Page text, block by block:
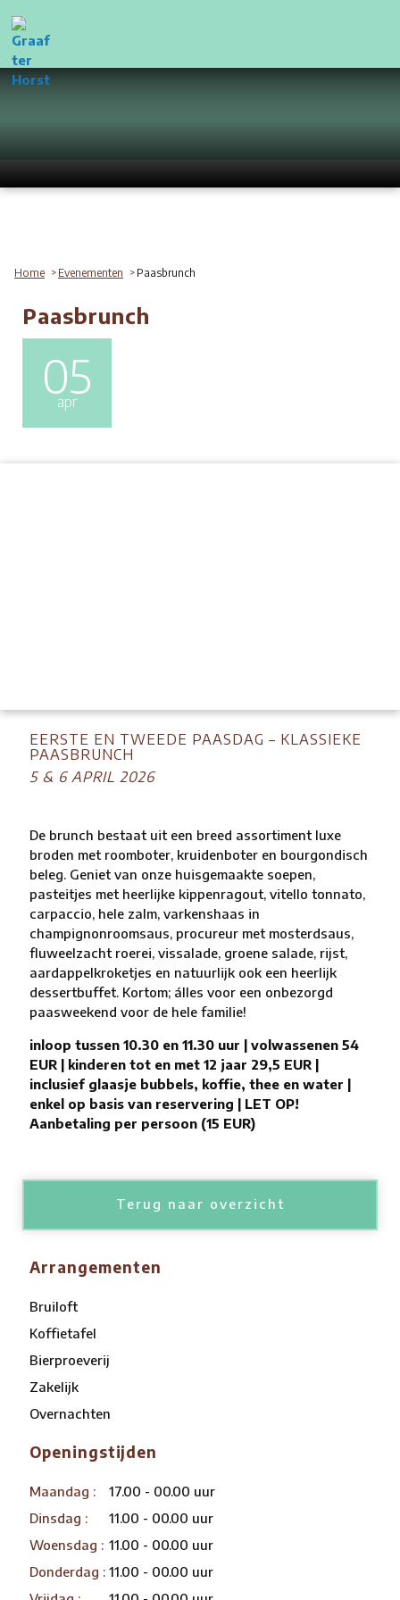
Home Evenementen Paasbrunch
Paasbrunch
05
apr
EERSTE EN TWEEDE PAASDAG – KLASSIEKE
PAASBRUNCH
5 & 6 APRIL 2026
De brunch bestaat uit een breed assortiment luxe
broden met roomboter, kruidenboter en bourgondisch
beleg. Geniet van onze huisgemaakte soepen,
pasteitjes met heerlijke kippenragout, vitello tonnato,
carpaccio, hele zalm, varkenshaas in
champignonroomsaus, procureur met mosterdsaus,
fluweelzacht roerei, vissalade, groene salade, rijst,
aardappelkroketjes en natuurlijk ook een heerlijk
dessertbuffet. Kortom; álles voor een onbezorgd
paasweekend voor de hele familie!
inloop tussen 10.30 en 11.30 uur | volwassenen 54
EUR | kinderen tot en met 12 jaar 29,5 EUR |
inclusief glaasje bubbels, koffie, thee en water |
enkel op basis van reservering | LET OP!
Aanbetaling per persoon (15 EUR)
Terug naar overzicht
Arrangementen
Bruiloft
Koffietafel
Bierproeverij
Zakelijk
Overnachten
Openingstijden
Maandag :
17.00 - 00.00 uur
Dinsdag :
11.00 - 00.00 uur
Woensdag : 11.00 - 00.00 uur
Donderdag :11.00 - 00.00 uur